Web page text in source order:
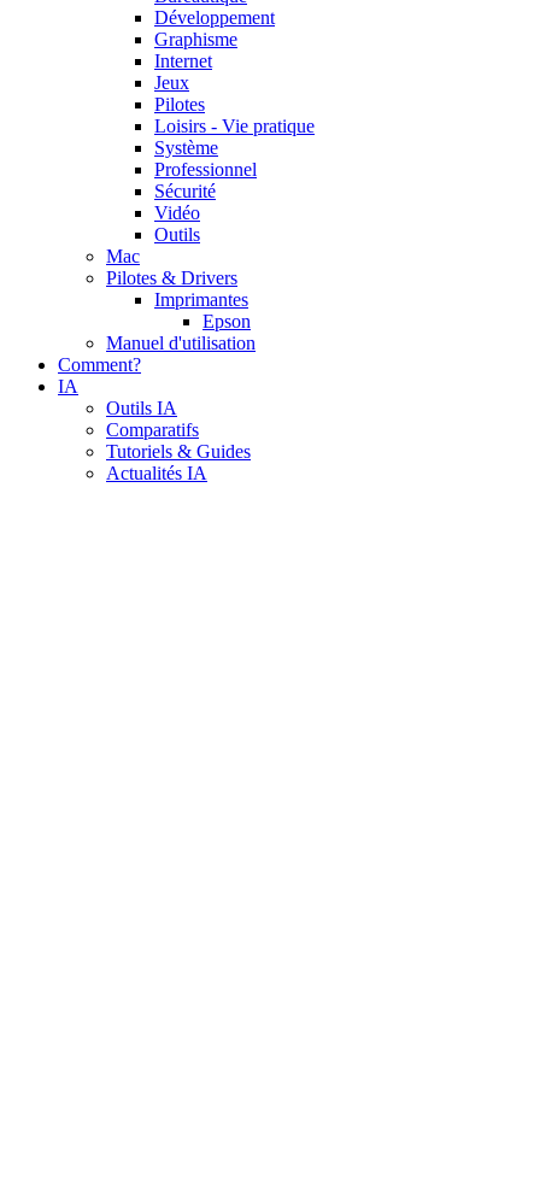
Développement
Graphisme
Internet
Jeux
Pilotes
Loisirs - Vie pratique
Système
Professionnel
Sécurité
Vidéo
Outils
Mac
Pilotes & Drivers
Imprimantes
Epson
Manuel d'utilisation
Comment?
IA
Outils IA
Comparatifs
Tutoriels & Guides
Actualités IA